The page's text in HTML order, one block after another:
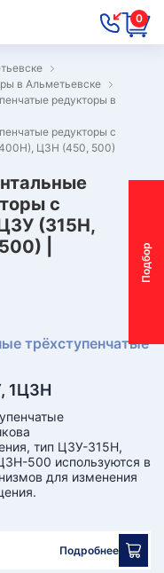
0
П
о
д
б
о
р
м
о
т
о
р
-
р
е
д
у
к
т
о
р
в Альметьевске
редукторы в
редукторы с
Ц3Н (450, 500)
с
(315Н,
|
трёхступенчатые
1Ц3Н
тип Ц3У-315Н,
500 используются в
для изменения
Подробнее